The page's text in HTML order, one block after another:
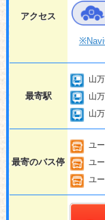
アクセス
最寄駅
山
山
山
最寄のバス停
ユ
ユ
ユ